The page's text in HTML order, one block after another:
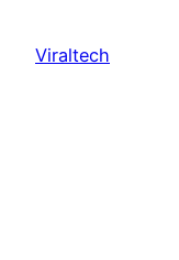
Viraltech